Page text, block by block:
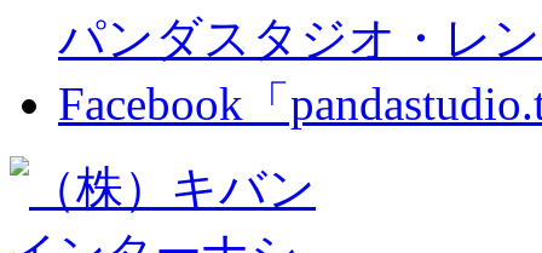
パンダスタジオ・レ
Facebook「